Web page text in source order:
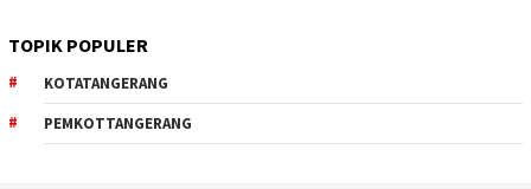
TOPIK POPULER
KOTATANGERANG
PEMKOTTANGERANG